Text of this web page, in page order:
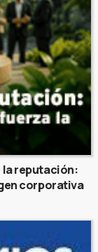
la reputación:
corporativa